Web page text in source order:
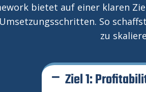
bietet auf einer klaren
So
zu
Ziel 1: